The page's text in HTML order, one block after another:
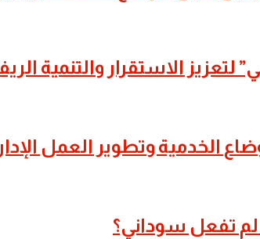
لتعزيز الاستقرار والتنمية
الخدمية وتطوير العمل
تفعل سوداني؟